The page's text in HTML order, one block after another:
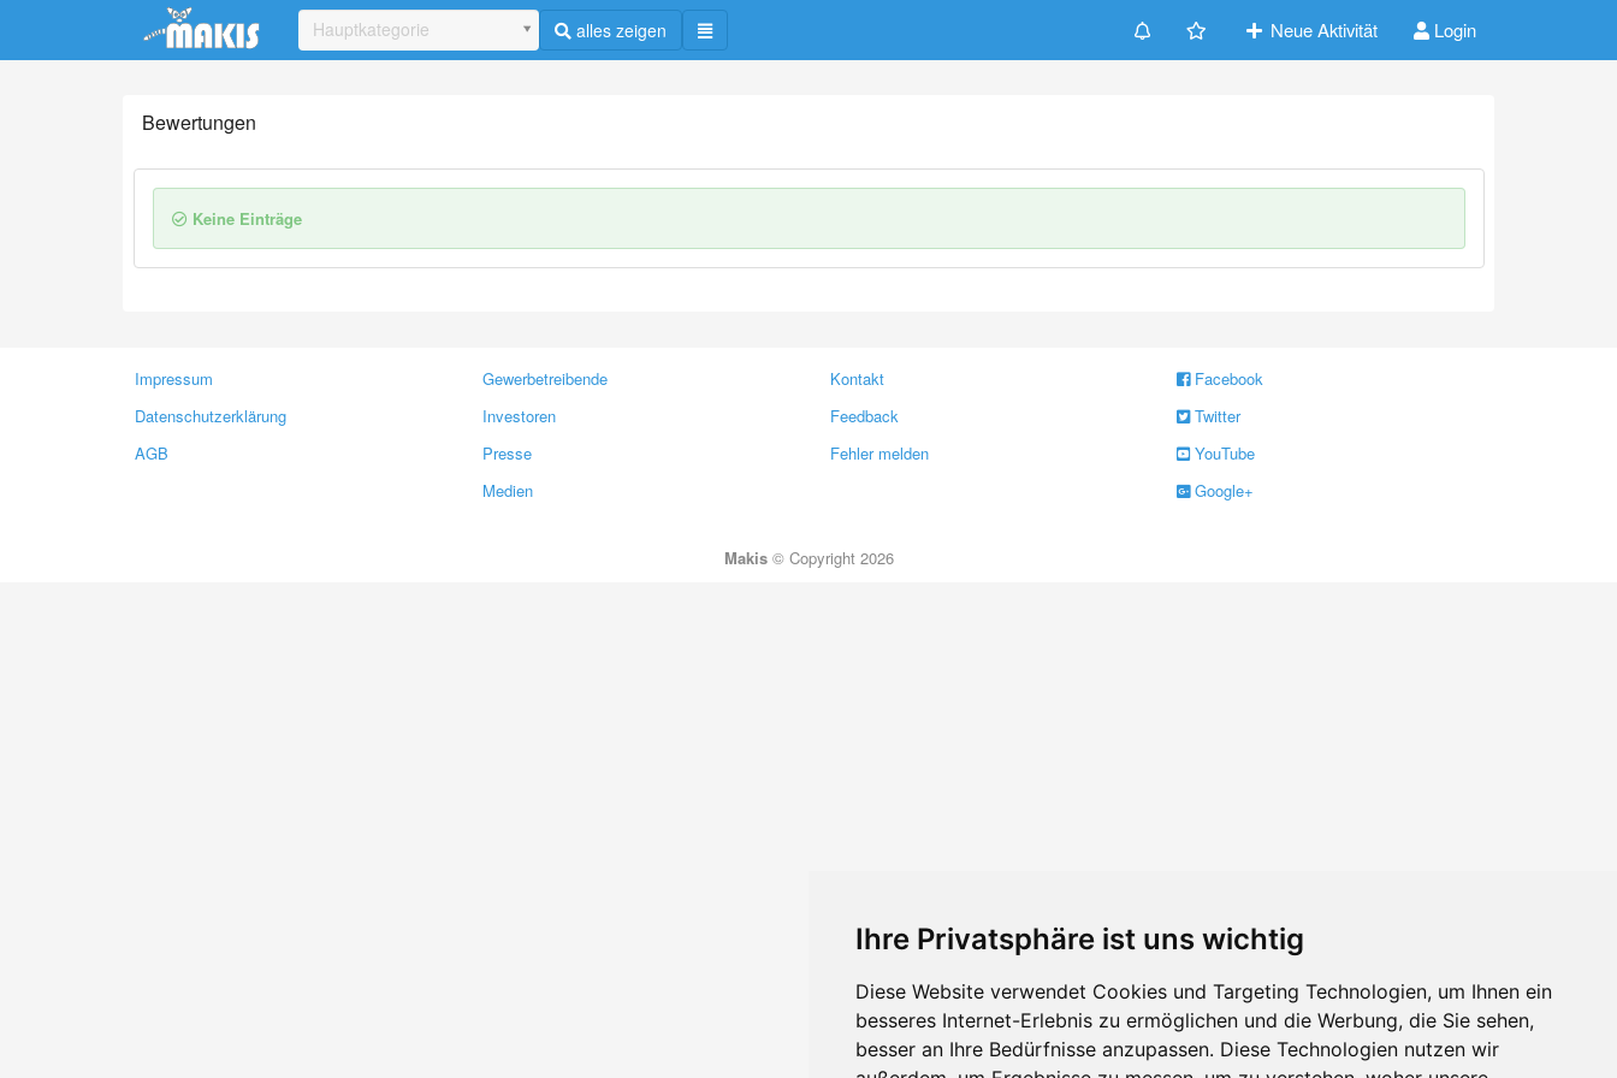
Ihre Privatsphäre ist uns wichtig
Diese Website verwendet Cookies und Targeting Technologien, um Ihnen ein
besseres Internet-Erlebnis zu ermöglichen und die Werbung, die Sie sehen,
besser an Ihre Bedürfnisse anzupassen. Diese Technologien nutzen wir
Update cookies preferences
Hauptkategorie alles zeigen Neue Aktivität Login
Bewertungen
Keine Einträge
Impressum
Datenschutzerklärung
AGB
Gewerbetreibende
Investoren
Presse
Medien
Kontakt
Feedback
Fehler melden
Facebook
Twitter
YouTube
Google+
Makis© Copyright 2026